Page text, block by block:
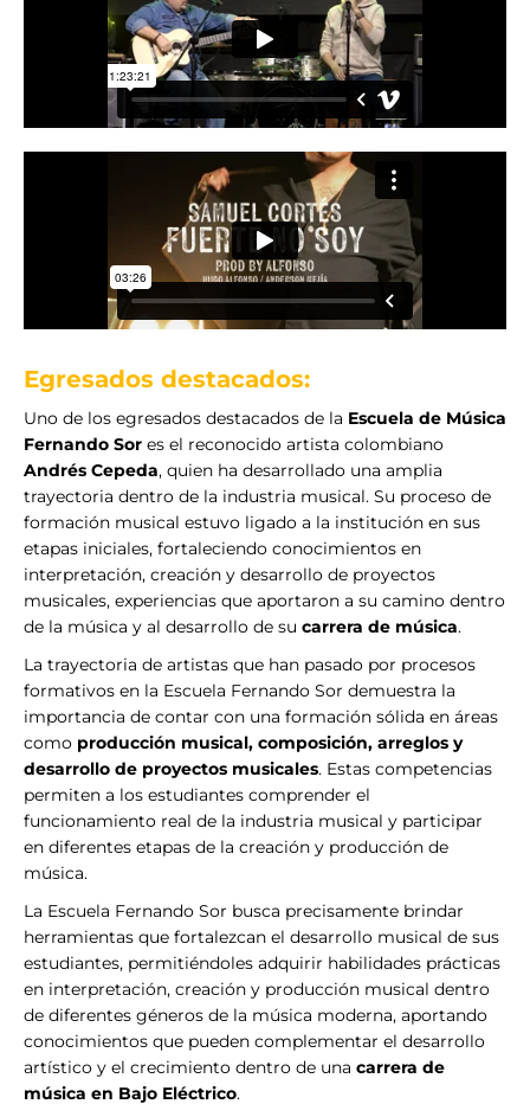
Egresados destacados:
Uno de los egresados destacados de la Escuela de Música
Fernando Sor es el reconocido artista colombiano
Andrés Cepeda, quien ha desarrollado una amplia
trayectoria dentro de la industria musical. Su proceso de
formación musical estuvo ligado a la institución en sus
etapas iniciales, fortaleciendo conocimientos en
interpretación, creación y desarrollo de proyectos
musicales, experiencias que aportaron a su camino dentro
de la música y al desarrollo de su carrera de música.
La trayectoria de artistas que han pasado por procesos
formativos en la Escuela Fernando Sor demuestra la
importancia de contar con una formación sólida en áreas
como producción musical, composición, arreglos y
desarrollo de proyectos musicales. Estas competencias
permiten a los estudiantes comprender el
funcionamiento real de la industria musical y participar
en diferentes etapas de la creación y producción de
música.
La Escuela Fernando Sor busca precisamente brindar
herramientas que fortalezcan el desarrollo musical de sus
estudiantes, permitiéndoles adquirir habilidades prácticas
en interpretación, creación y producción musical dentro
de diferentes géneros de la música moderna, aportando
conocimientos que pueden complementar el desarrollo
artístico y el crecimiento dentro de una carrera de
música en Bajo Eléctrico.